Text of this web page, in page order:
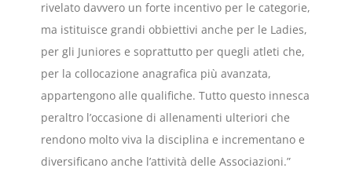
rivelato davvero un forte incentivo per le categorie,
ma istituisce grandi obbiettivi anche per le Ladies,
per gli Juniores e soprattutto per quegli atleti che,
per la collocazione anagrafica più avanzata,
appartengono alle qualifiche. Tutto questo innesca
peraltro l’occasione di allenamenti ulteriori che
rendono molto viva la disciplina e incrementano e
diversificano anche l’attività delle Associazioni.”